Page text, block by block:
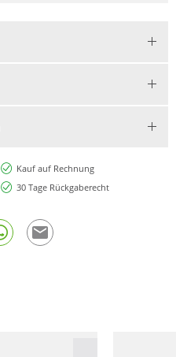
Kauf auf Rechnung
30 Tage Rückgaberecht